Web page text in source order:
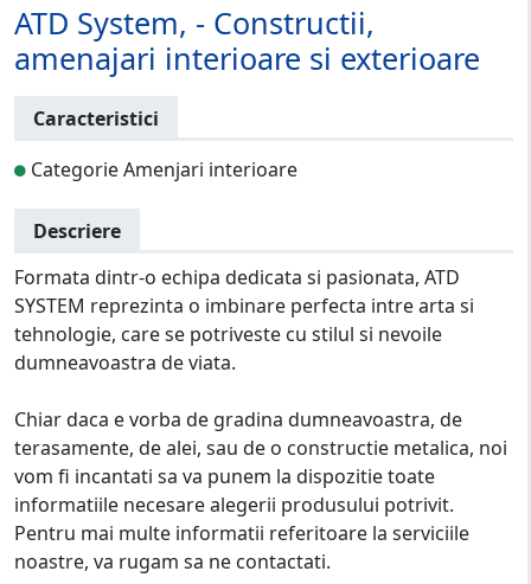
ATD System, - Constructii,
amenajari interioare si exterioare
Caracteristici
Categorie Amenjari interioare
Descriere
Formata dintr-o echipa dedicata si pasionata, ATD
SYSTEM reprezinta o imbinare perfecta intre arta si
tehnologie, care se potriveste cu stilul si nevoile
dumneavoastra de viata.
Chiar daca e vorba de gradina dumneavoastra, de
terasamente, de alei, sau de o constructie metalica, noi
vom fi incantati sa va punem la dispozitie toate
informatiile necesare alegerii produsului potrivit.
Pentru mai multe informatii referitoare la serviciile
noastre, va rugam sa ne contactati.